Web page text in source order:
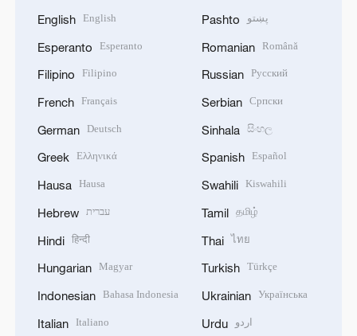
English English
Esperanto Esperanto
Filipino Filipino
French Français
German Deutsch
Greek Ελληνικά
Hausa Hausa
Hebrew עברית
Hindi हिन्दी
Hungarian Magyar
Indonesian Bahasa Indonesia
Italian Italiano
Pashto پښتو
Romanian Română
Russian Русский
Serbian Српски
Sinhala සිංහල
Spanish Español
Swahili Kiswahili
Tamil தமிழ்
Thai ไทย
Turkish Türkçe
Ukrainian Українська
Urdu اردو